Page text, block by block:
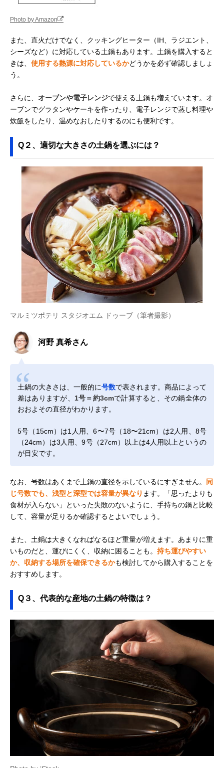
Photo by Amazon
また、直火だけでなく、クッキングヒーター（IH、ラジエント、
シーズなど）に対応している土鍋もあります。土鍋を購入すると
きは、 使用する熱源に対応しているかどうかを必ず確認しましょ
う。
さらに、 オーブンや電子レンジで使える土鍋も増えています。オ
ーブンでグラタンやケーキを作ったり、電子レンジで蒸し料理や
炊飯をしたり、温めなおしたりするのにも便利です。
Q２、適切な大きさの土鍋を選ぶには？
マルミツポテリ スタジオエム ドゥーブ（筆者撮影）
河野 真希さん
土鍋の大きさは、一般的に号数で表されます。商品によって
差はありますが、 1号＝約3cmで計算すると、その鍋全体の
おおよその直径がわかります。
5号（15cm）は1人用、6〜7号（18〜21cm）は2人用、8号
（24cm）は3人用、9号（27cm）以上は4人用以上というの
が目安です。
なお、号数はあくまで土鍋の直径を示しているにすぎません。
同
じ号数でも、浅型と深型では容量が異なり ます。「思ったよりも
食材が入らない」といった失敗のないように、手持ちの鍋と比較
して、容量が足りるか確認するとよいでしょう。
また、土鍋は大きくなればなるほど重量が増えます。あまりに重
いものだと、運びにくく、収納に困ることも。 持ち運びやすい
か、収納する場所を確保できるかも検討してから購入することを
おすすめします。
Q３、代表的な産地の土鍋の特徴は？